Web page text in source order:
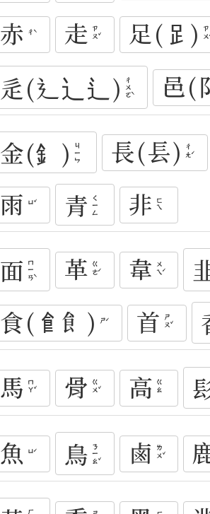
赤 ㄔˋ 走 ㄗㄡˇ 足(𧾷) ㄗㄨˊ
辵(辶⻌⻍) ㄔㄨㄛˋ 邑(
金(釒) ㄐㄧㄣ 長(镸) ㄔㄤˊ
雨 ㄩˇ 青 ㄑㄧㄥ 非 ㄈㄟ
面ㄇㄧㄢˋ 革 ㄍㄜˊ 韋 ㄨㄟˊ
食(𩙿飠) ㄕˊ 首 ㄕㄡˇ
馬 ㄇㄚˇ 骨 ㄍㄨˇ 高 ㄍㄠ
魚 ㄩˊ 鳥ㄋㄧㄠˇ 鹵 ㄌㄨˇ